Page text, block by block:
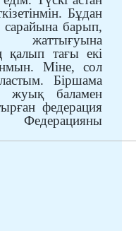
Бұдан
барып,
қалып тағы екі
Міне, сол
Біршама
жуық баламен
федерация